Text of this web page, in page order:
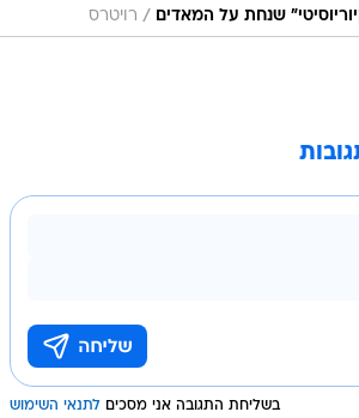
שנחת על המאדים / רויטרס
בשליחת התגובה אני מסכים לתנאי השימוש